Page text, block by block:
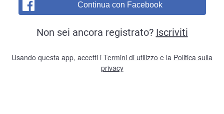
Continua con Facebook
Non sei ancora registrato? Iscriviti
Usando questa app, accetti i Termini di utilizzo e la Politica sulla
privacy